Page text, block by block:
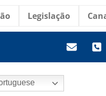
Legislação